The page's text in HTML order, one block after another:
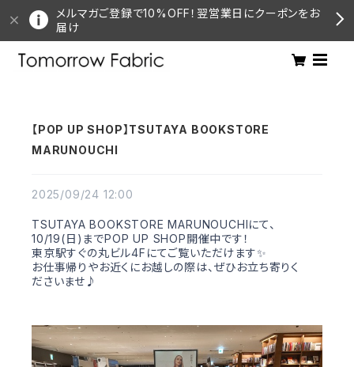
メルマガご登録で10%OFF！翌営業日にクーポンをお
届け
【POP UP SHOP】TSUTAYA BOOKSTORE
MARUNOUCHI
2025/09/24 12:00
TSUTAYA BOOKSTORE MARUNOUCHIにて、
10/19(日)までPOP UP SHOP開催中です！
東京駅すぐの丸ビル4Fにてご覧いただけます✨
お仕事帰りやお近くにお越しの際は、ぜひお立ち寄りく
ださいませ♪